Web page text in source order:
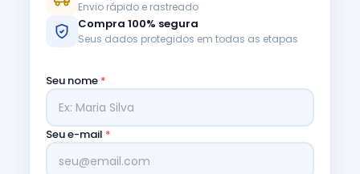
Envio rápido e rastreado
Compra 100% segura
Seus dados protegidos em todas as etapas
Seu nome *
Seu e-mail *